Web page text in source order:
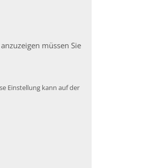
müssen Sie
Einstellung kann auf der